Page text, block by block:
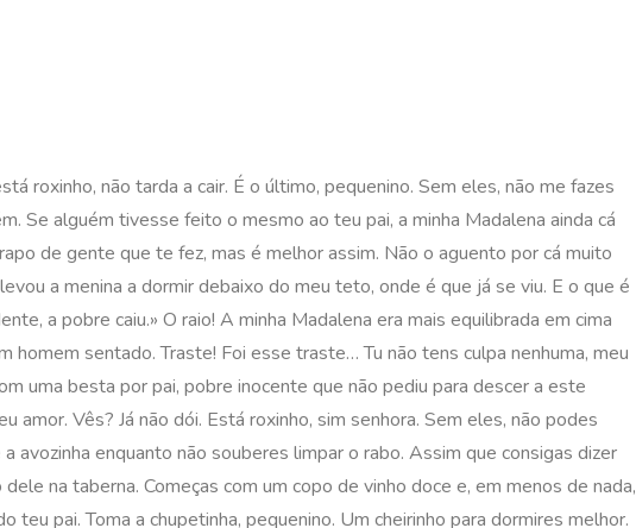
roxinho, não tarda a cair. É o último, pequenino. Sem eles, não me fazes
Se alguém tivesse feito o mesmo ao teu pai, a minha Madalena ainda cá
de gente que te fez, mas é melhor assim. Não o aguento por cá muito
a menina a dormir debaixo do meu teto, onde é que já se viu. E o que é
a pobre caiu.» O raio! A minha Madalena era mais equilibrada em cima
homem sentado. Traste! Foi esse traste… Tu não tens culpa nenhuma, meu
uma besta por pai, pobre inocente que não pediu para descer a este
amor. Vês? Já não dói. Está roxinho, sim senhora. Sem eles, não podes
avozinha enquanto não souberes limpar o rabo. Assim que consigas dizer
na taberna. Começas com um copo de vinho doce e, em menos de nada,
teu pai. Toma a chupetinha, pequenino. Um cheirinho para dormires melhor.